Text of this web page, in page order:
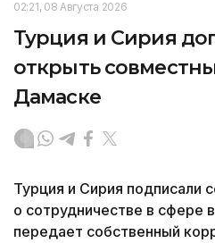
02:21, 08 Августа 2026
Турция и Сирия
открыть
Дамаске
Турция и Сирия подписали
о сотрудничестве в сфере
передает собственный